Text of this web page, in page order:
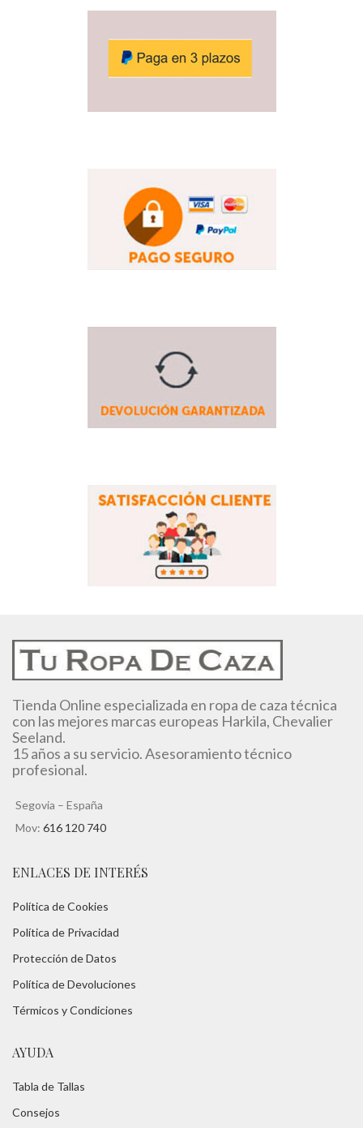
Tienda Online especializada en ropa de caza técnica
con las mejores marcas europeas Harkila, Chevalier
Seeland.
15 años a su servicio. Asesoramiento técnico
profesional.
Segovia – España
Mov: 616 120 740
ENLACES DE INTERÉS
Política de Cookies
Política de Privacidad
Protección de Datos
Política de Devoluciones
Térmicos y Condiciones
AYUDA
Tabla de Tallas
Consejos